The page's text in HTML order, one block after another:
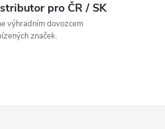
pro ČR / SK
výhradním dovozcem
značek.